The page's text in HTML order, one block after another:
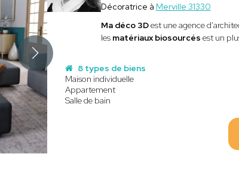
Décoratrice à Merville 31330
Ma déco 3Dest une agence
les matériaux biosourcés est un
8 types de biens
Maison individuelle
Appartement
Salle de bain